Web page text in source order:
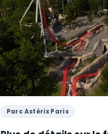
Parc Astérix Paris